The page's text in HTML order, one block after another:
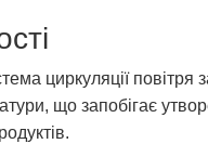
циркуляції повітря
що запобігає